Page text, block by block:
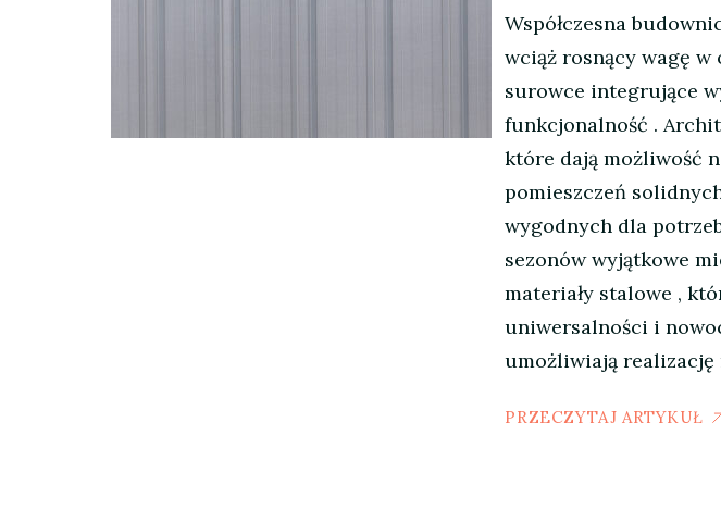
Współczesna
wciąż rosnący wagę
surowce integrujące
funkcjonalność .
które dają możliwość
pomieszczeń
wygodnych dla
sezonów wyjątkowe
materiały stalowe ,
uniwersalności i
umożliwiają
PRZECZYTAJ ARTYKUŁ